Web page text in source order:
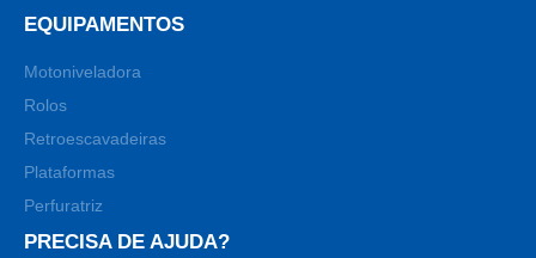
EQUIPAMENTOS
Motoniveladora
Rolos
Retroescavadeiras
Plataformas
Perfuratriz
PRECISA DE AJUDA?